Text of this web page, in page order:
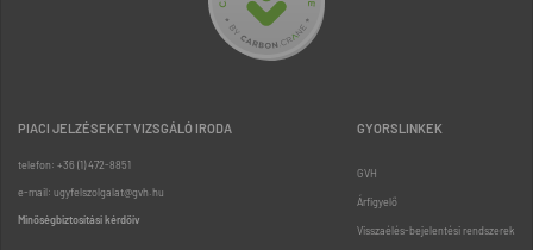
PIACI JELZÉSEKET VIZSGÁLÓ IRODA
telefon: +36 (1) 472-8851
e-mail: ugyfelszolgalat@gvh.hu
Minőségbiztosítási kérdőív
GYORSLINKEK
GVH
Árfigyelő
Visszaélés-bejelentési rendszerek